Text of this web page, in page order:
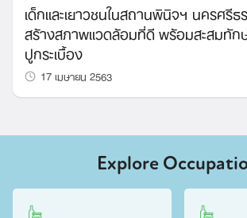
เด็กและเยาวชนในสถานพินิจฯ นครศรี
สร้างสภาพแวดล้อมที่ดี พร้อมสะสมทัก
ปูกระเบื้อง
17 เมษายน 2563
Explore